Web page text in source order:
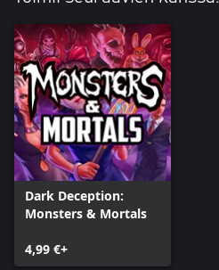
Dark Deception:
Monsters & Mortals
4,99 €+